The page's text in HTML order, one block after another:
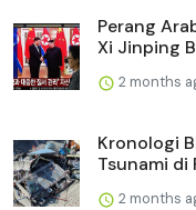
Perang
Xi Jinping
2 months
Kronologi
Tsunami di
2 months